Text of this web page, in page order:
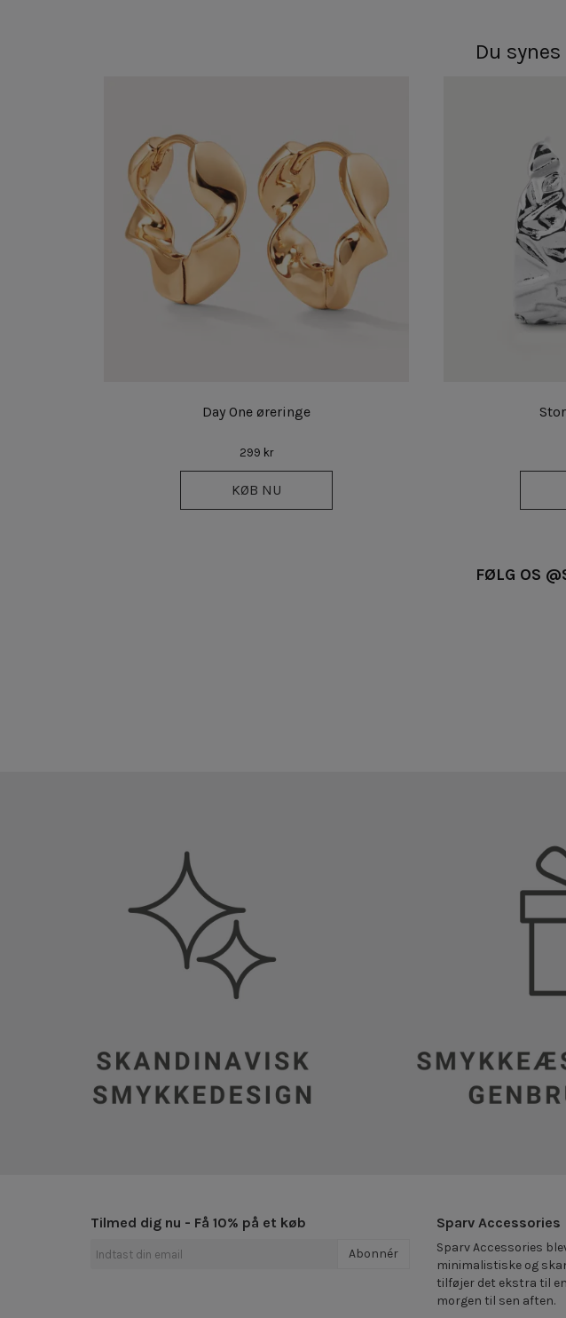
Du
Day One øreringe
299 kr
KØB NU
FØLG OS
Tilmed dig nu - Få 10% på et køb
Abonnér
Sparv Accessories
Sparv Accessories
minimalistiske og
tilføjer det ekstra til
morgen til sen aften.